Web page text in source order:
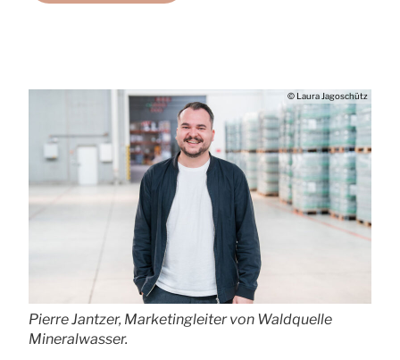
© Laura Jagoschütz
Pierre Jantzer, Marketingleiter von Waldquelle
Mineralwasser.